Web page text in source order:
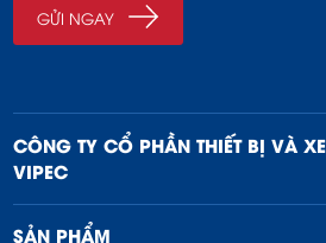
CÔNG TY CỔ PHẦN THIẾT BỊ VÀ
VIPEC
SẢN PHẨM